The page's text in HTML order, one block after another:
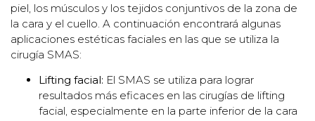
piel, los músculos y los tejidos conjuntivos de la zona de
la cara y el cuello. A continuación encontrará algunas
aplicaciones estéticas faciales en las que se utiliza la
cirugía SMAS:
Lifting facial: El SMAS se utiliza para lograr
resultados más eficaces en las cirugías de lifting
facial, especialmente en la parte inferior de la cara